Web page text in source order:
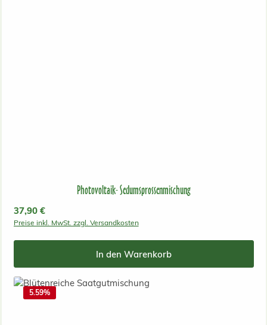
Photovoltaik- Sedumsprossenmischung
Regulärer Preis:
37,90 €
Preise inkl. MwSt. zzgl. Versandkosten
In den Warenkorb
5.59%